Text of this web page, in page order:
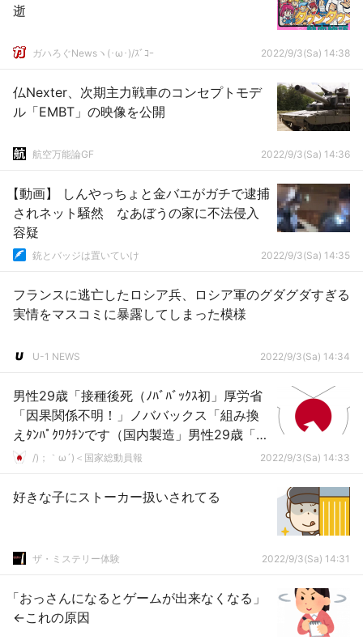
逝
ガハろぐNewsヽ(･ω･)/ｽﾞｺｰ 2022/9/3(Sa) 14:38
仏Nexter、次期主力戦車のコンセプトモデ
ル「EMBT」の映像を公開
航空万能論GF 2022/9/3(Sa) 14:36
【動画】 しんやっちょと金バエがガチで逮捕
されネット騒然 なあぼうの家に不法侵入
容疑
銃とバッジは置いていけ 2022/9/3(Sa) 14:35
フランスに逃亡したロシア兵、ロシア軍のグダグダすぎる
実情をマスコミに暴露してしまった模様
U-1 NEWS 2022/9/3(Sa) 14:34
男性29歳「接種後死（ﾉﾊﾞﾊﾞｯｸｽ初」厚労省
「因果関係不明！」ノババックス「組み換
えﾀﾝﾊﾟｸﾜｸﾁﾝです（国内製造」男性29歳「接
種翌朝に発熱」日本「夕方心肺停止！」→
/)；｀ω´)＜国家総動員報 2022/9/3(Sa) 14:33
好きな子にストーカー扱いされてる
ザ・ミステリー体験 2022/9/3(Sa) 14:31
「おっさんになるとゲームが出来なくなる」
←これの原因